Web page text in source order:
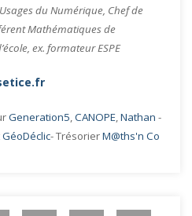
du Numérique, Chef de
Mathématiques de
ex. formateur ESPE
Generation5,CANOPE,Nathan -
GéoDéclic- TrésorierM@ths'n Co